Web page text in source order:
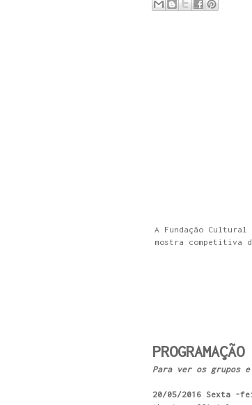
A Fundação
mostra competitiva
PROGRAMAÇÃO
Para ver os grupos
20/05/2016 Sexta -